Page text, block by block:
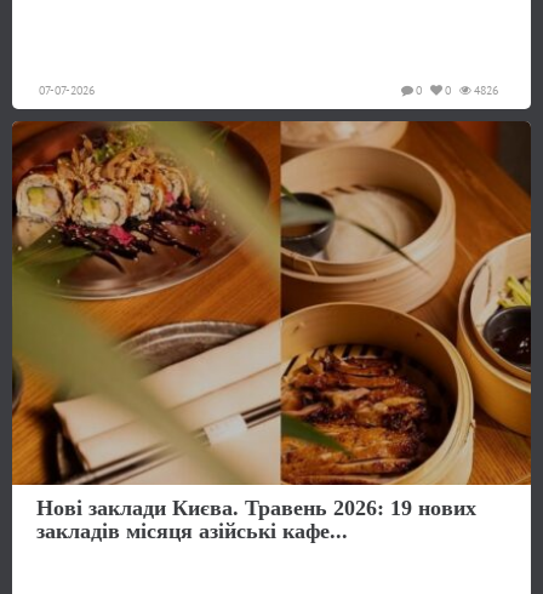
07-07-2026 4826
0
0
Нові заклади Києва. Травень 2026: 19 нових
закладів місяця азійські кафе...